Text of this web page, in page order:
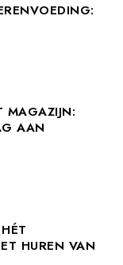
MAGAZIJN:
AAN
HUREN VAN